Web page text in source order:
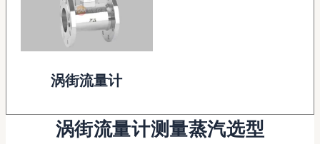
涡街流量计
涡街流量计测量蒸汽选型